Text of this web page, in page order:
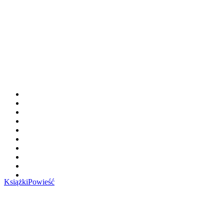
KsiążkiPowieść